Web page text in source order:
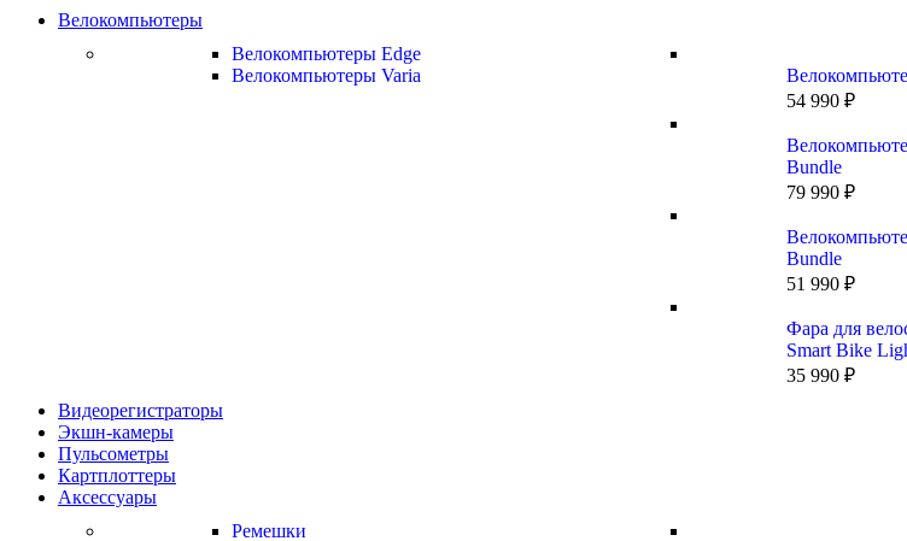
Велокомпьютеры
Велокомпьютеры Edge
Велокомпьютеры Varia
54 990 ₽
Bundle
79 990 ₽
Bundle
51 990 ₽
Фара для
Smart Bike
35 990 ₽
Видеорегистраторы
Экшн-камеры
Пульсометры
Картплоттеры
Аксессуары
Ремешки